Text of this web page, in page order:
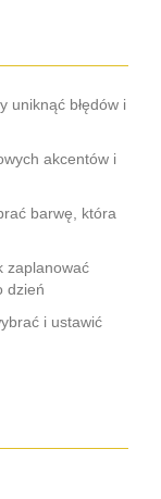
uniknąć błędów i
akcentów i
barwę, która
zaplanować
dzień
i ustawić